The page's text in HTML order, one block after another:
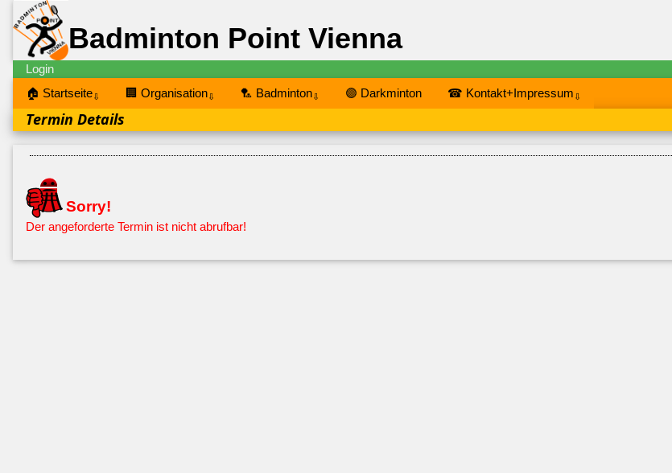
Badminton Point Vienna
Login
🏠 Startseite⇩ 🏢 Organisation⇩ 🏸 Badminton⇩ 🟣 Darkminton ☎ Kontakt+Impressum ⇩
Termin Details
Sorry!
Der angeforderte Termin ist nicht abrufbar!